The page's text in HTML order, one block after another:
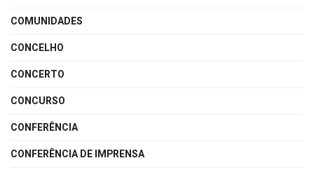
COMUNIDADES
CONCELHO
CONCERTO
CONCURSO
CONFERÊNCIA
CONFERÊNCIA DE IMPRENSA